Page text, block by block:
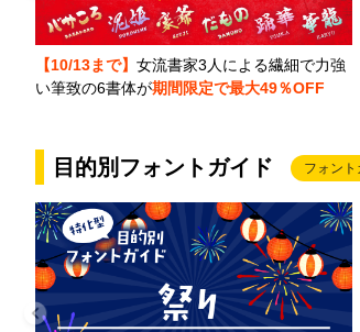
【10/13まで】 女流書家3人による繊細で力強
い筆致の6書体が期間限定で最大49％OFF
目的別フォントガイド フォン